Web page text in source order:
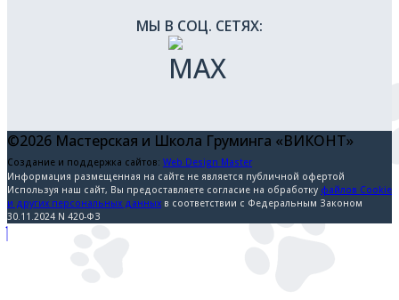
МЫ В СОЦ. СЕТЯХ:
©2026 Мастерская и Школа Груминга «ВИКОНТ»
Создание и поддержка сайтов: Web Design Master
Информация размещенная на сайте не является публичной офертой
Используя наш сайт, Вы предоставляете согласие на обработку файлов Cookie
и других персональных данных в соответствии с Федеральным Законом
30.11.2024 N 420-ФЗ